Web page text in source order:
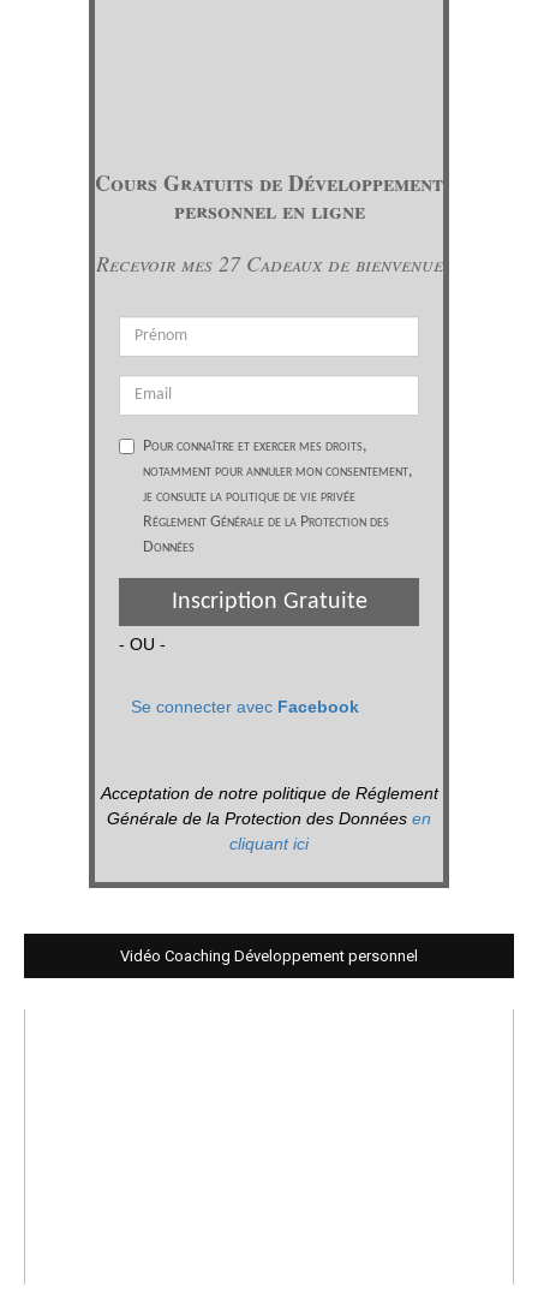
Cours Gratuits de Développement
personnel en ligne
Recevoir mes 27 Cadeaux de bienvenue
Pour connaître et exercer mes droits,
notamment pour annuler mon consentement,
je consulte la politique de vie privée
Réglement Générale de la Protection des
Données
Inscription Gratuite
- OU -
Se connecter avec Facebook
Acceptation de notre politique de Réglement
Générale de la Protection des Données en
cliquant ici
Vidéo Coaching Développement personnel